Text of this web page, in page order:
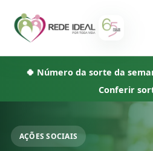
🍀 Número da sorte da
Conferir
AÇÕES SOCIAIS